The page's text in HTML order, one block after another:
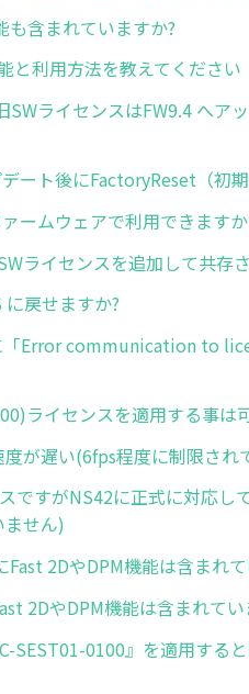
含まれていますか?
と利用方法を教えてください
ライセンスはFW9.4 へア
ート後にFactoryReset（初
ームウェアで利用できますか
ライセンスを追加して共存
戻せますか?
「Error communication to
ライセンスを適用する事は
が遅い(6fps程度に制限され
ですがNS42に正式に対応し
せん)
2DやDPM機能は含まれ
2DやDPM機能は含まれてい
SEST01-0100』を適用する